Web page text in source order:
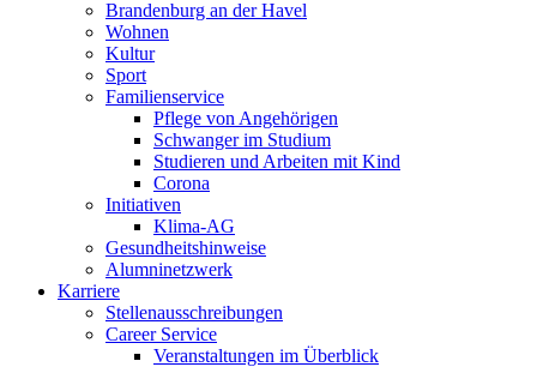
Brandenburg an der Havel
Wohnen
Kultur
Sport
Familienservice
Pflege von Angehörigen
Schwanger im Studium
Studieren und Arbeiten mit Kind
Corona
Initiativen
Klima-AG
Gesundheitshinweise
Alumninetzwerk
Karriere
Stellenausschreibungen
Career Service
Veranstaltungen im Überblick